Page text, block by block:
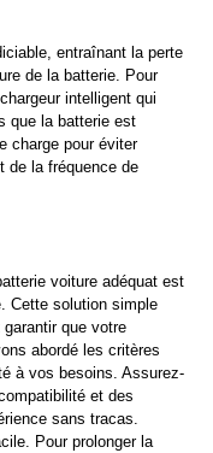
entraînant la perte
de la batterie. Pour
intelligent qui
que la batterie est
charge pour éviter
de la fréquence de
voiture adéquat est
Cette solution simple
que votre
abordé les critères
à vos besoins. Assurez-
et des
sans tracas.
Pour prolonger la